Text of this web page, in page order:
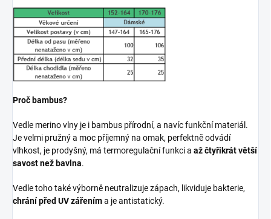
Proč bambus?
Vedle merino vlny je i bambus přírodní, a navíc funkční materiál.
Je velmi pružný a moc příjemný na omak, perfektně odvádí
vlhkost, je prodyšný, má termoregulační funkci a až čtyřikrát větší
savost než bavlna.
Vedle toho také výborně neutralizuje zápach, likviduje bakterie,
chrání před UV zářeníma je antistatický.